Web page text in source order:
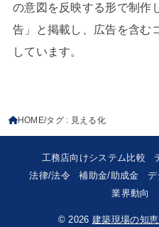
の意図を反映する形で制作
告」と掲載し、広告を含む
しています。
HOME タグ : 見える化
工務店向けシステム比較
法律/法令
補助金/助成金 デ
業界動向
© 2026 建築現場の知